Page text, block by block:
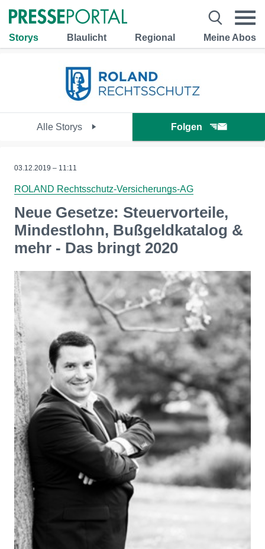
Storys Blaulicht Regional Meine Abos
Alle Storys Folgen
03.12.2019 – 11:11
ROLAND Rechtsschutz-Versicherungs-AG
Neue Gesetze: Steuervorteile,
Mindestlohn, Bußgeldkatalog &
mehr - Das bringt 2020